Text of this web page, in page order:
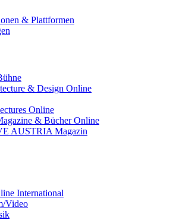
& Plattformen
& Design Online
Online
& Bücher Online
AUSTRIA Magazin
International
Video